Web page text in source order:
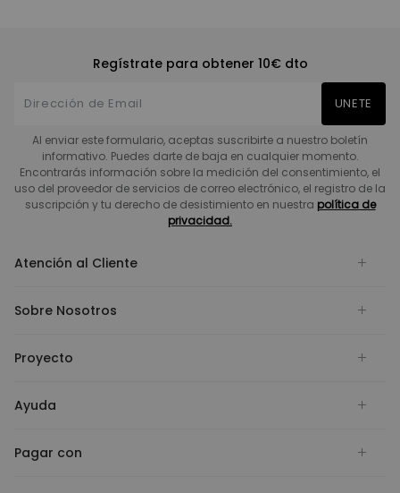
Regístrate para obtener 10€ dto
UNETE
Al enviar este formulario, aceptas suscribirte a nuestro boletín
informativo. Puedes darte de baja en cualquier momento.
Encontrarás información sobre la medición del consentimiento, el
uso del proveedor de servicios de correo electrónico, el registro de la
suscripción y tu derecho de desistimiento en nuestra política de
privacidad.
Atención al Cliente
Sobre Nosotros
Proyecto
Ayuda
Pagar con